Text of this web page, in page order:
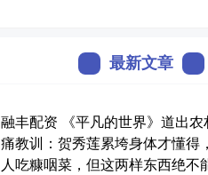
最新文章
融丰配资 《平凡的世界》道出
痛教训：贺秀莲累垮身体才懂得
人吃糠咽菜，但这两样东西绝不